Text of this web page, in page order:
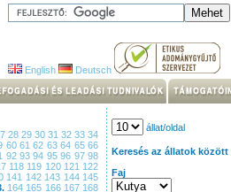
English Deutsch
28 29 30 31323334
60 6162 6364 6566
92 9394 9596 9798
118 119 120 121 122
141 142 143 144 145
164 165 166 167 168
állat/oldal
Keresés az állatok között
Faj